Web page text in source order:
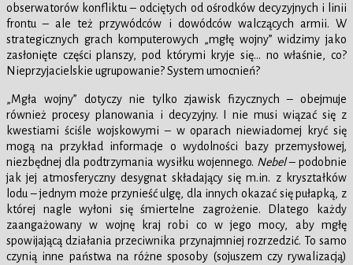
obserwatorów konfliktu – odciętych od ośrodków decyzyjnych i linii
frontu – ale też przywódców i dowódców walczących armii. W
strategicznych grach komputerowych „mgłę wojny” widzimy jako
zasłonięte części planszy, pod którymi kryje się… no właśnie, co?
Nieprzyjacielskie ugrupowanie? System umocnień?
„Mgła wojny” dotyczy nie tylko zjawisk fizycznych – obejmuje
również procesy planowania i decyzyjny. I nie musi wiązać się z
kwestiami ściśle wojskowymi – w oparach niewiadomej kryć się
mogą na przykład informacje o wydolności bazy przemysłowej,
niezbędnej dla podtrzymania wysiłku wojennego. Nebel– podobnie
jak jej atmosferyczny desygnat składający się m.in. z kryształków
lodu – jednym może przynieść ulgę, dla innych okazać się pułapką, z
której nagle wyłoni się śmiertelne zagrożenie. Dlatego każdy
zaangażowany w wojnę kraj robi co w jego mocy, aby mgłę
spowijającą działania przeciwnika przynajmniej rozrzedzić. To samo
czynią inne państwa na różne sposoby (sojuszem czy rywalizacją)